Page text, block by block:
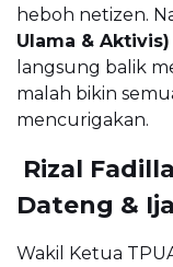
heboh netizen.
Ulama & Aktivis)
langsung balik
malah bikin
mencurigakan.
 Rizal
Dateng &
Wakil Ketua